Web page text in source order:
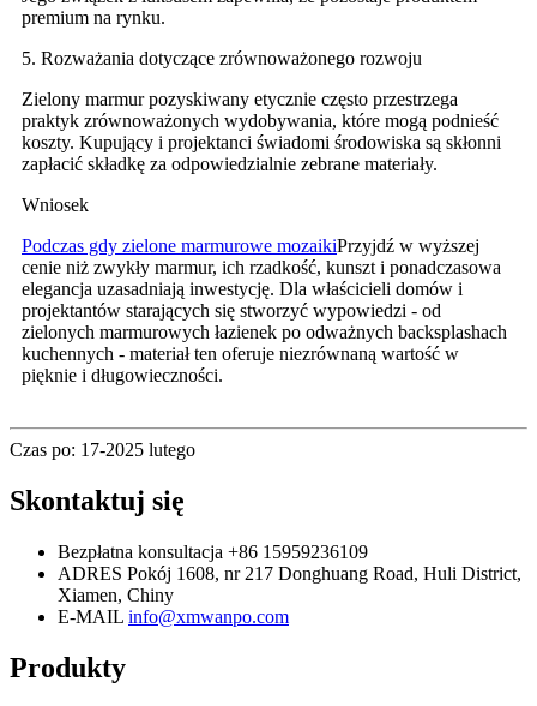
premium na rynku.
5. Rozważania dotyczące zrównoważonego rozwoju
Zielony marmur pozyskiwany etycznie często przestrzega
praktyk zrównoważonych wydobywania, które mogą podnieść
koszty. Kupujący i projektanci świadomi środowiska są skłonni
zapłacić składkę za odpowiedzialnie zebrane materiały.
Wniosek
Podczas gdy zielone marmurowe mozaikiPrzyjdź w wyższej
cenie niż zwykły marmur, ich rzadkość, kunszt i ponadczasowa
elegancja uzasadniają inwestycję. Dla właścicieli domów i
projektantów starających się stworzyć wypowiedzi - od
zielonych marmurowych łazienek po odważnych backsplashach
kuchennych - materiał ten oferuje niezrównaną wartość w
pięknie i długowieczności.
Czas po: 17-2025 lutego
Skontaktuj się
Bezpłatna konsultacja +86 15959236109
ADRES Pokój 1608, nr 217 Donghuang Road, Huli District,
Xiamen, Chiny
E-MAIL info@xmwanpo.com
Produkty